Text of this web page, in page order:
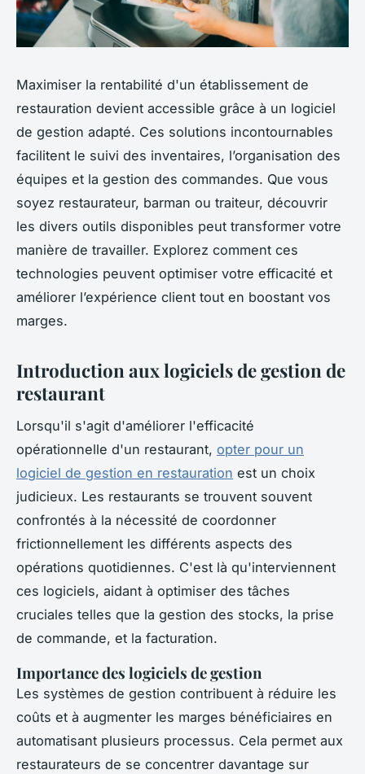
Maximiser la rentabilité d'un établissement de
restauration devient accessible grâce à un logiciel
de gestion adapté. Ces solutions incontournables
facilitent le suivi des inventaires, l’organisation des
équipes et la gestion des commandes. Que vous
soyez restaurateur, barman ou traiteur, découvrir
les divers outils disponibles peut transformer votre
manière de travailler. Explorez comment ces
technologies peuvent optimiser votre efficacité et
améliorer l’expérience client tout en boostant vos
marges.
Introduction aux logiciels de gestion de
restaurant
Lorsqu'il s'agit d'améliorer l'efficacité
opérationnelle d'un restaurant, opter pour un
logiciel de gestion en restauration est un choix
judicieux. Les restaurants se trouvent souvent
confrontés à la nécessité de coordonner
frictionnellement les différents aspects des
opérations quotidiennes. C'est là qu'interviennent
ces logiciels, aidant à optimiser des tâches
cruciales telles que la gestion des stocks, la prise
de commande, et la facturation.
Importance des logiciels de gestion
Les systèmes de gestion contribuent à réduire les
coûts et à augmenter les marges bénéficiaires en
automatisant plusieurs processus. Cela permet aux
restaurateurs de se concentrer davantage sur